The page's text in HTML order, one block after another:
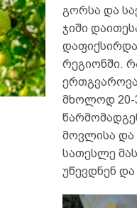
გორსა და
ჯიში
რეგიონში.
მხოლოდ 20-
მოვლისა
სათესლე
უწევდნენ